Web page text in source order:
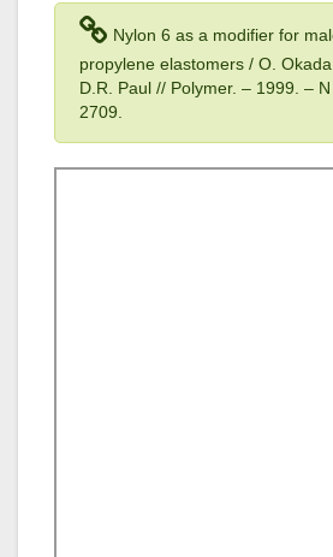
Nylon 6 as a modifier for
propylene elastomers / O.
D.R. Paul // Polymer. – 1999. –
2709.